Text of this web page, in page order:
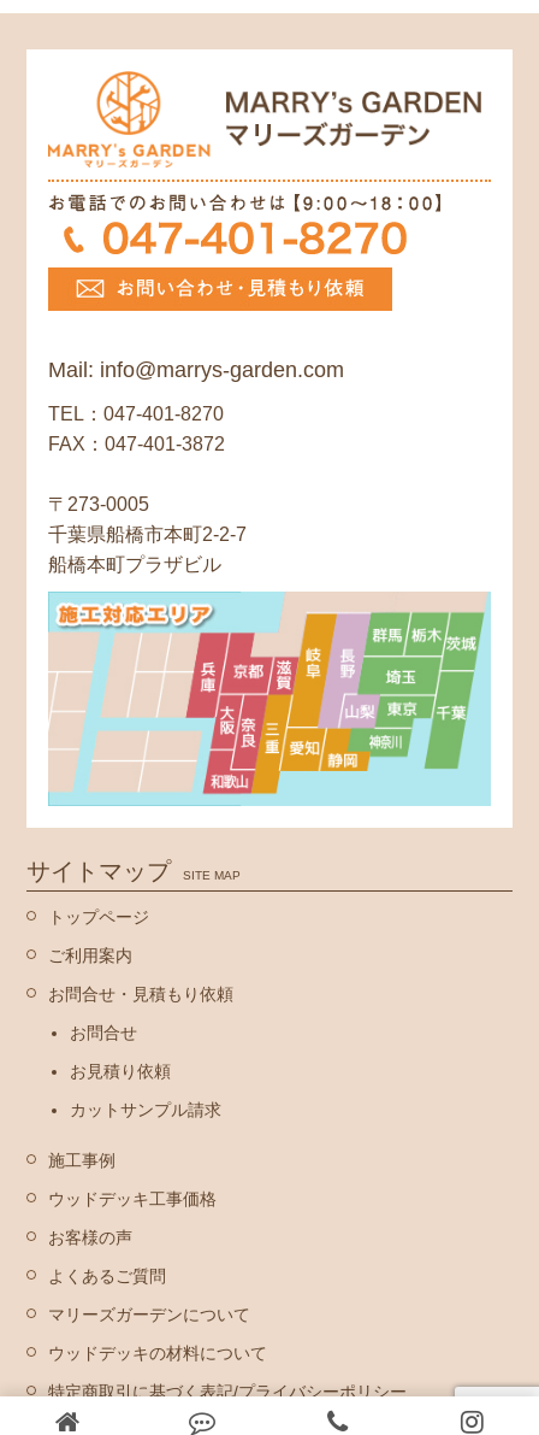
Mail: info@marrys-garden.com
TEL：047-401-8270
FAX：047-401-3872
〒273-0005
千葉県船橋市本町2-2-7
船橋本町プラザビル
サイトマップ SITE MAP
トップページ
ご利用案内
お問合せ・見積もり依頼
お問合せ
お見積り依頼
カットサンプル請求
施工事例
ウッドデッキ工事価格
お客様の声
よくあるご質問
マリーズガーデンについて
ウッドデッキの材料について
特定商取引に基づく表記/プライバシーポリシー